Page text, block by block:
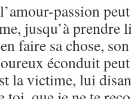
passion
jusqu’à prendre
faire sa chose,
éconduit
la victime, lui